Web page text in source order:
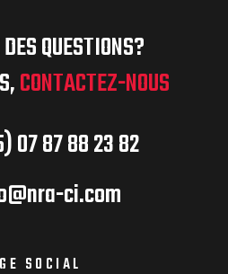
QUESTIONS?
CONTACTEZ-NOUS
07 87 88 23 82
ci.com
SOCIAL